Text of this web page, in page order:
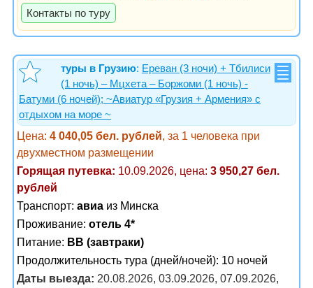
Контакты по туру
туры в Грузию: Ереван (3 ночи) + Тбилиси
(1 ночь) – Мцхета – Боржоми (1 ночь) -
Батуми (6 ночей); ~Авиатур «Грузия + Армения» с
отдыхом на море ~
Цена: 4 040,05 бел. рублей, за 1 человека при
двухместном размещении
Горящая путевка: 10.09.2026, цена: 3 950,27 бел.
рублей
Транспорт: авиа из Минска
Проживание: отель 4*
Питание: BB (завтраки)
Продолжительность тура (дней/ночей): 10 ночей
Даты выезда: 20.08.2026, 03.09.2026, 07.09.2026,